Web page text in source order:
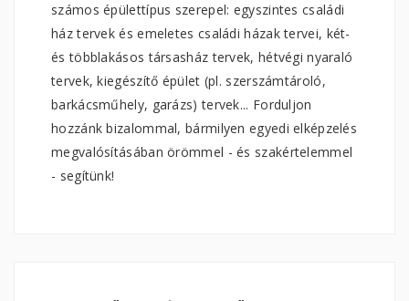
számos épülettípus szerepel: egyszintes családi
ház tervek és emeletes családi házak tervei, két-
és többlakásos társasház tervek, hétvégi nyaraló
tervek, kiegészítő épület (pl. szerszámtároló,
barkácsműhely, garázs) tervek... Forduljon
hozzánk bizalommal, bármilyen egyedi elképzelés
megvalósításában örömmel - és szakértelemmel
- segítünk!